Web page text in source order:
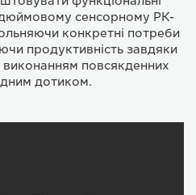
сенсорному РК-
конкретні потреби
продуктивність завдяки
повсякденних
дотиком.